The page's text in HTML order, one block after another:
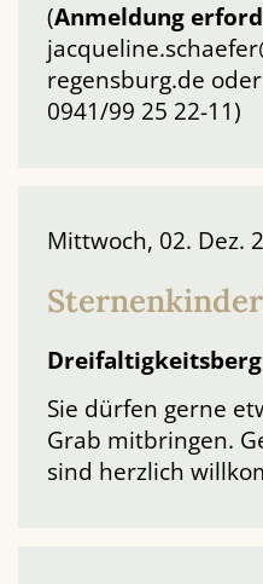
(Anmeldung
regensburg.de
0941/99 25 22-11)
Mittwoch, 02. Dez.
Dreifaltigkeitsberg
Sie dürfen gerne
Grab mitbringen.
sind herzlich